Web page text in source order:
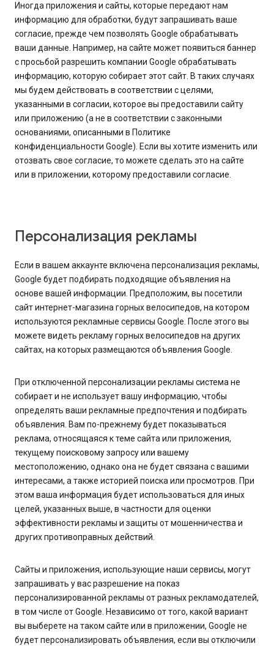
Иногда приложения и сайты, которые передают нам
информацию для обработки, будут запрашивать ваше
согласие, прежде чем позволять Google обрабатывать
ваши данные. Например, на сайте может появиться баннер
с просьбой разрешить компании Google обрабатывать
информацию, которую собирает этот сайт. В таких случаях
мы будем действовать в соответствии с целями,
указанными в согласии, которое вы предоставили сайту
или приложению (а не в соответствии с законными
основаниями, описанными в Политике
конфиденциальности Google). Если вы хотите изменить или
отозвать свое согласие, то можете сделать это на сайте
или в приложении, которому предоставили согласие.
Персонализация рекламы
Если в вашем аккаунте включена персонализация рекламы,
Google будет подбирать подходящие объявления на
основе вашей информации. Предположим, вы посетили
сайт интернет-магазина горных велосипедов, на котором
используются рекламные сервисы Google. После этого вы
можете видеть рекламу горных велосипедов на других
сайтах, на которых размещаются объявления Google.
При отключенной персонализации рекламы система не
собирает и не использует вашу информацию, чтобы
определять ваши рекламные предпочтения и подбирать
объявления. Вам по-прежнему будет показываться
реклама, относящаяся к теме сайта или приложения,
текущему поисковому запросу или вашему
местоположению, однако она не будет связана с вашими
интересами, а также историей поиска или просмотров. При
этом ваша информация будет использоваться для иных
целей, указанных выше, в частности для оценки
эффективности рекламы и защиты от мошенничества и
других противоправных действий.
Сайты и приложения, использующие наши сервисы, могут
запрашивать у вас разрешение на показ
персонализированной рекламы от разных рекламодателей,
в том числе от Google. Независимо от того, какой вариант
вы выберете на таком сайте или в приложении, Google не
будет персонализировать объявления, если вы отключили